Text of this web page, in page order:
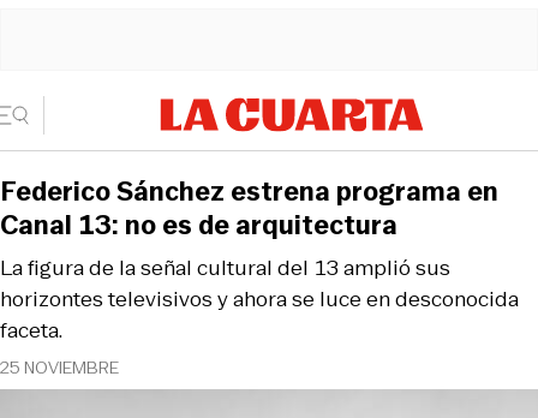
25 NOVIEMBRE
La figura de la señal cultural del 13 amplió sus
horizontes televisivos y ahora se luce en desconocida
faceta.
Federico Sánchez estrena programa en
Canal 13: no es de arquitectura